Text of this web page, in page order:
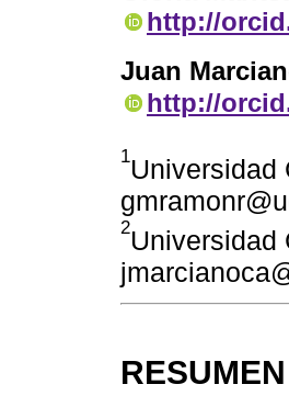
http://
Juan
http://
1Universidad
2Universidad
RESUMEN